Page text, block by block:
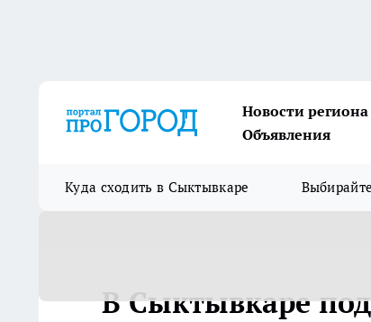
Новости региона
Объявления
Куда сходить в Сыктывкаре
В Сыктывкаре под